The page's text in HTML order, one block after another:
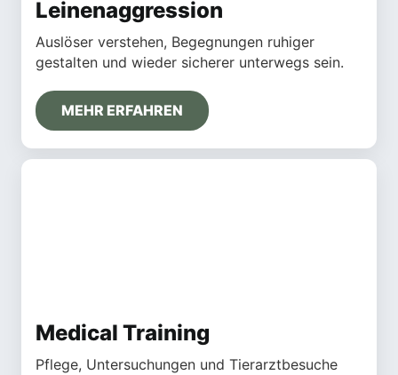
Leinenaggression
Auslöser verstehen, Begegnungen ruhiger
gestalten und wieder sicherer unterwegs sein.
MEHR ERFAHREN
Medical Training
Pflege, Untersuchungen und Tierarztbesuche